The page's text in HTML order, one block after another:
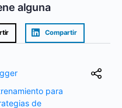
alguna
Compartir
para
de